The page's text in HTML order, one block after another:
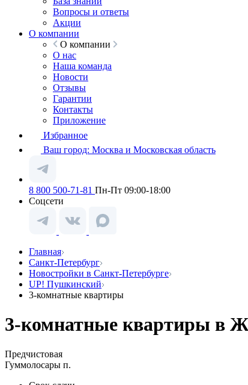
Вопросы и ответы
Акции
О компании
О компании
О нас
Наша команда
Новости
Отзывы
Гарантии
Контакты
Приложение
Избранное
Ваш город: Москва и Московская область
8 800 500-71-81 Пн-Пт 09:00-18:00
Соцсети
Главная
Санкт-Петербург
Новостройки в Санкт-Петербурге
UP! Пушкинский
3-комнатные квартиры
3-комнатные квартиры в
Предчистовая
Гуммолосары п.